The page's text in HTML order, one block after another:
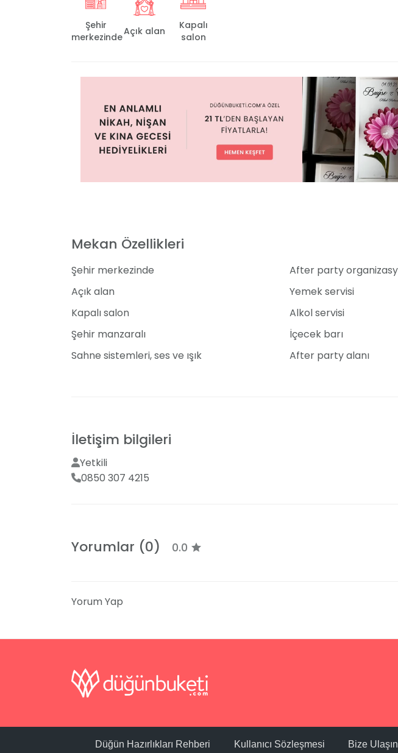
Şehir
merkezindeAçık alan
Kapalı
salon
Mekan Özellikleri
Şehir merkezinde
Açık alan
Kapalı salon
Şehir manzaralı
Sahne sistemleri, ses ve ışık
After party
Yemek servisi
Alkol servisi
İçecek barı
After party alanı
İletişim bilgileri
Yetkili
0850 307 4215
Yorumlar (0) 0.0
Yorum Yap
Düğün Hazırlıkları Rehberi Kullanıcı Sözleşmesi Bize Ulaşın